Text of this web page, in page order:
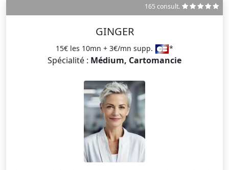
165 consult.
GINGER
15€ les 10mn + 3€/mn supp. *
Spécialité : Médium, Cartomancie